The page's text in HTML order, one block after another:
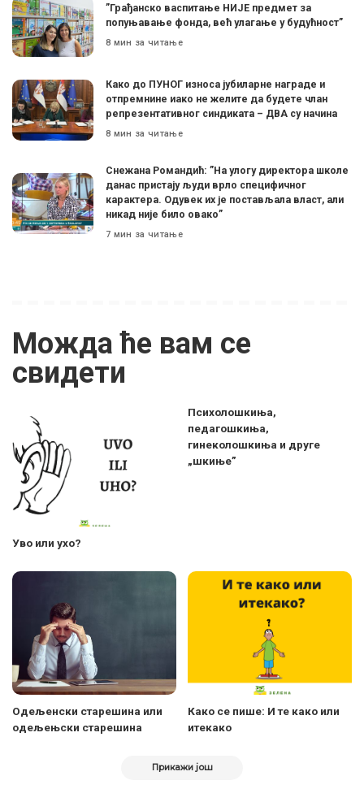
”Грађанско васпитање НИЈЕ предмет за
попуњавање фонда, већ улагање у будућност”
8 мин за читање
Како до ПУНОГ износа јубиларне награде и
отпремнине иако не желите да будете члан
репрезентативног синдиката – ДВА су начина
8 мин за читање
Снежана Романдић: ”На улогу директора школе
данас пристају људи врло специфичног
карактера. Одувек их је постављала власт, али
никад није било овако”
7 мин за читање
Можда ће вам се
свидети
Уво или ухо?
Психолошкиња,
педагошкиња,
гинеколошкиња и друге
„шкиње”
Одељенски старешина или
одељењски старешина
Како се пише: И те како или
итекако
Прикажи још